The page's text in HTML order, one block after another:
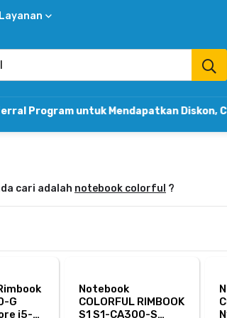
Layanan
untuk Mendapatkan Diskon,
cari adalah notebook colorful ?
G
i5-
Notebook
COLORFUL RIMBOOK
S1 S1-CA300-S